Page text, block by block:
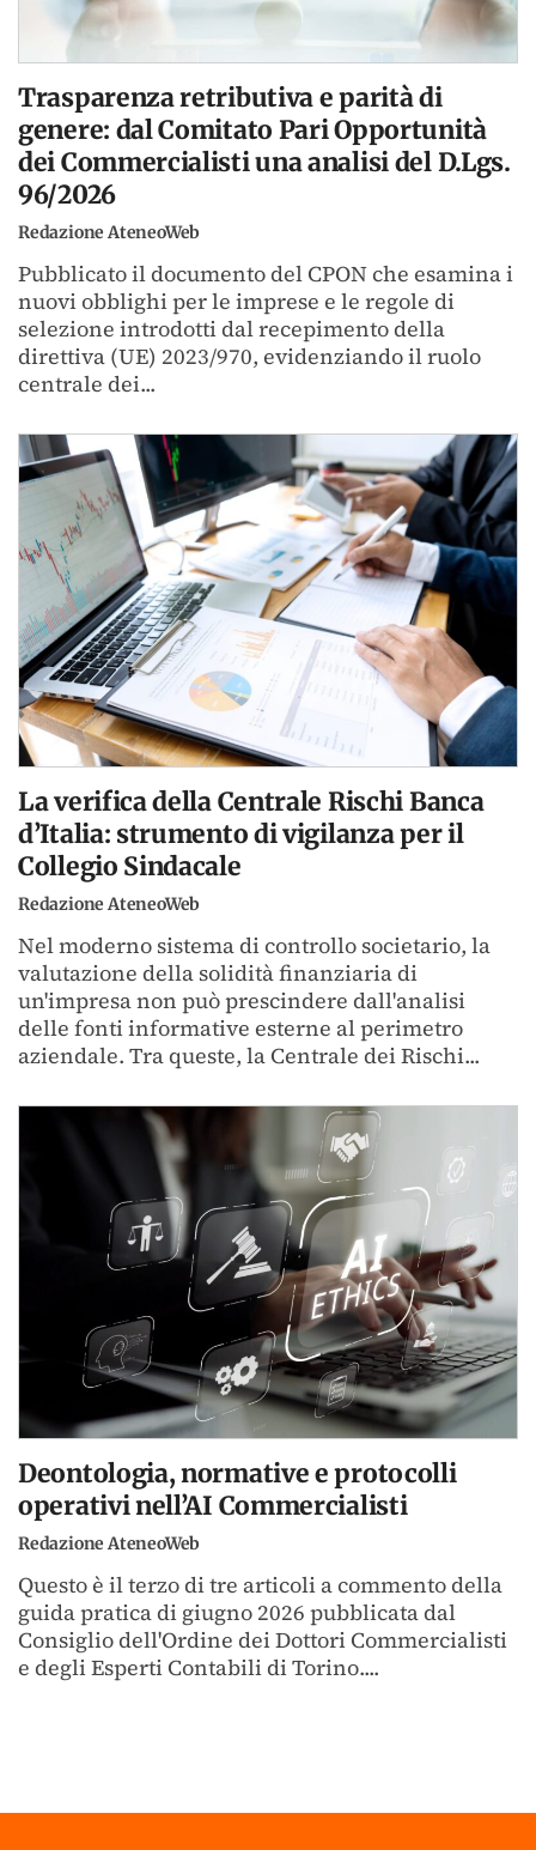
Trasparenza retributiva e parità di
genere: dal Comitato Pari Opportunità
dei Commercialisti una analisi del D.Lgs.
96/2026
Redazione AteneoWeb
Pubblicato il documento del CPON che esamina i
nuovi obblighi per le imprese e le regole di
selezione introdotti dal recepimento della
direttiva (UE) 2023/970, evidenziando il ruolo
centrale dei...
La verifica della Centrale Rischi Banca
d’Italia: strumento di vigilanza per il
Collegio Sindacale
Redazione AteneoWeb
Nel moderno sistema di controllo societario, la
valutazione della solidità finanziaria di
un'impresa non può prescindere dall'analisi
delle fonti informative esterne al perimetro
aziendale. Tra queste, la Centrale dei Rischi...
Deontologia, normative e protocolli
operativi nell’AI Commercialisti
Redazione AteneoWeb
Questo è il terzo di tre articoli a commento della
guida pratica di giugno 2026 pubblicata dal
Consiglio dell'Ordine dei Dottori Commercialisti
e degli Esperti Contabili di Torino....